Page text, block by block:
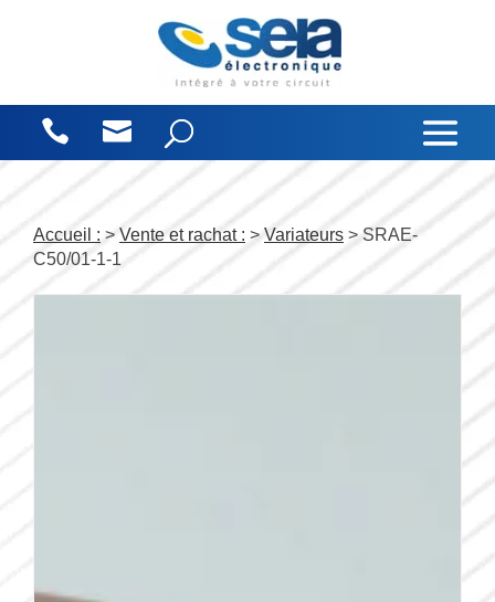
Accueil : > Vente et rachat : >Variateurs > SRAE-
C50/01-1-1